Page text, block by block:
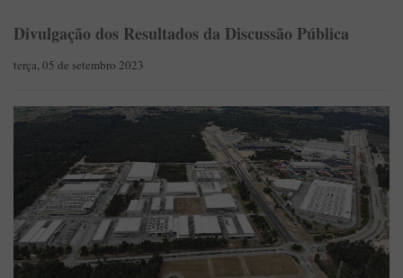
Divulgação dos Resultados da Discussão Pública
terça, 05 de setembro 2023